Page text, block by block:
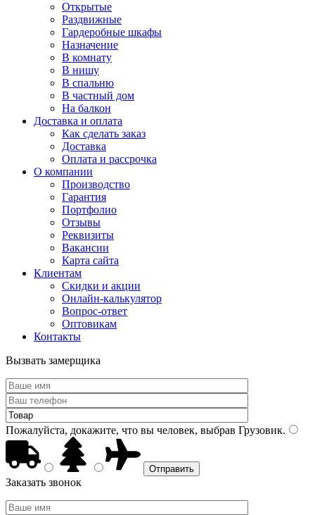
Открытые
Раздвижные
Гардеробные шкафы
Назначение
В комнату
В нишу
В спальню
В частный дом
На балкон
Доставка и оплата
Как сделать заказ
Доставка
Оплата и рассрочка
О компании
Производство
Гарантия
Портфолио
Отзывы
Реквизиты
Вакансии
Карта сайта
Клиентам
Скидки и акции
Онлайн-калькулятор
Вопрос-ответ
Оптовикам
Контакты
Вызвать замерщика
Пожалуйста, докажите, что вы человек, выбрав Грузовик.
Заказать звонок